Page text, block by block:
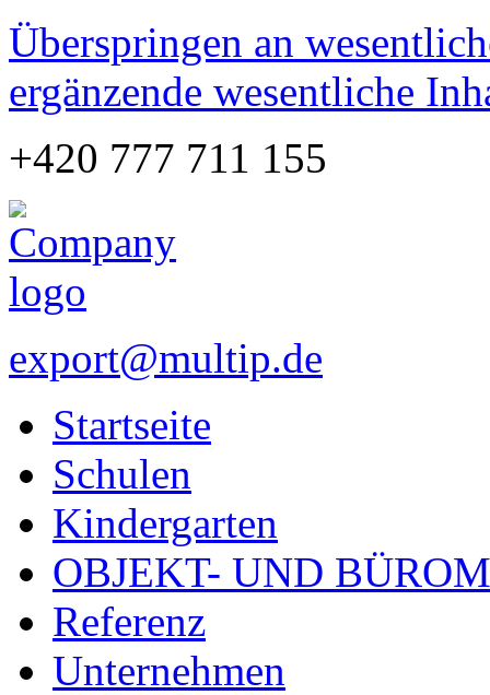
Überspringen an
ergänzende wesentliche
+420 777 711 155
export@multip.de
Startseite
Schulen
Kindergarten
OBJEKT- UND
Referenz
Unternehmen